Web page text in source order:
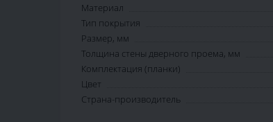
Материал
Тип покрытия
Размер, мм
Толщина стены дверного проема, мм
Комплектация (планки)
Цвет
Страна-производитель